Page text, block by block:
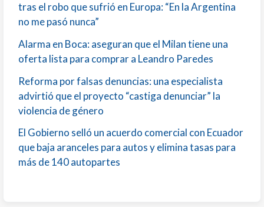
tras el robo que sufrió en Europa: “En la Argentina
no me pasó nunca”
Alarma en Boca: aseguran que el Milan tiene una
oferta lista para comprar a Leandro Paredes
Reforma por falsas denuncias: una especialista
advirtió que el proyecto “castiga denunciar” la
violencia de género
El Gobierno selló un acuerdo comercial con Ecuador
que baja aranceles para autos y elimina tasas para
más de 140 autopartes